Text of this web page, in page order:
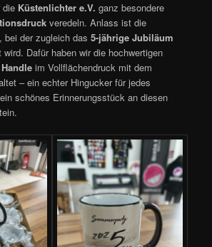
die Küstenlichter e.V. ganz besondere
veredeln. Anlass ist die
, bei der zugleich das5-jährige Jubiläum
wird. Dafür haben wir die hochwertigen
im Vollflächendruck mit dem
– ein echter Hingucker für jedes
schönes Erinnerungsstück an diesen